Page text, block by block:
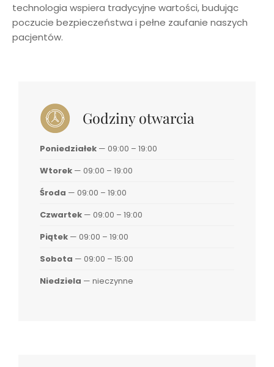
technologia wspiera tradycyjne wartości, budując
poczucie bezpieczeństwa i pełne zaufanie naszych
pacjentów.
Godziny otwarcia
Poniedziałek — 09:00 – 19:00
Wtorek — 09:00 – 19:00
Środa — 09:00 – 19:00
Czwartek — 09:00 – 19:00
Piątek — 09:00 – 19:00
Sobota — 09:00 – 15:00
Niedziela — nieczynne